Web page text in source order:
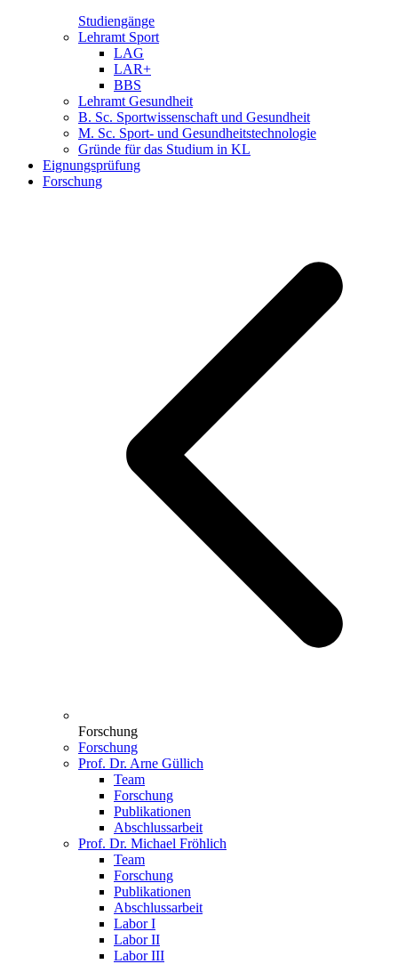
Studiengänge
Lehramt Sport
LAG
LAR+
BBS
Lehramt Gesundheit
B. Sc. Sportwissenschaft und Gesundheit
M. Sc. Sport- und Gesundheitstechnologie
Gründe für das Studium in KL
Eignungsprüfung
Forschung
Forschung
Forschung
Prof. Dr. Arne Güllich
Team
Forschung
Publikationen
Abschlussarbeit
Prof. Dr. Michael Fröhlich
Team
Forschung
Publikationen
Abschlussarbeit
Labor I
Labor II
Labor III